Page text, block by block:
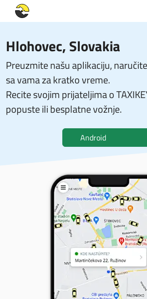
Hlohovec, Slovakia
Preuzmite našu aplikaciju,
sa vama za kratko vreme.
Recite svojim prijateljima o
popuste ili besplatne vožnje.
Android